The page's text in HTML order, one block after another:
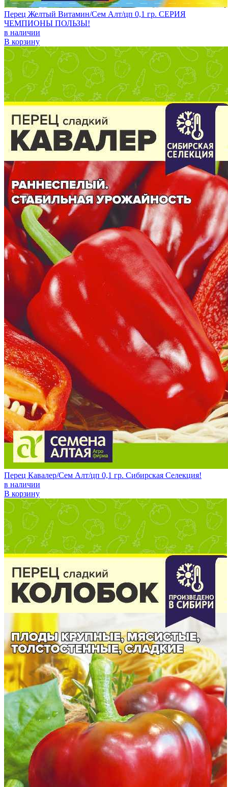
Перец Желтый Витамин/Сем Алт/цп 0,1 гр. СЕРИЯ
ЧЕМПИОНЫ ПОЛЬЗЫ!
в наличии
В корзину
Перец Кавалер/Сем Алт/цп 0,1 гр. Сибирская Селекция!
в наличии
В корзину